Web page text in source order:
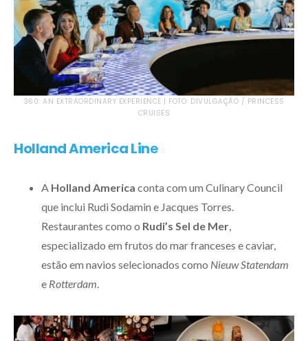
360: AN EXTRAORDINARY EXPERIENCE | FOTO: DIVULGAÇÃO / PRINCESS
CRUISES
Holland America Line
A Holland America conta com um Culinary Council
que inclui Rudi Sodamin e Jacques Torres.
Restaurantes como o Rudi’s Sel de Mer
especializado em frutos do mar franceses e caviar,
estão em navios selecionados como Nieuw Statendam
e Rotterdam